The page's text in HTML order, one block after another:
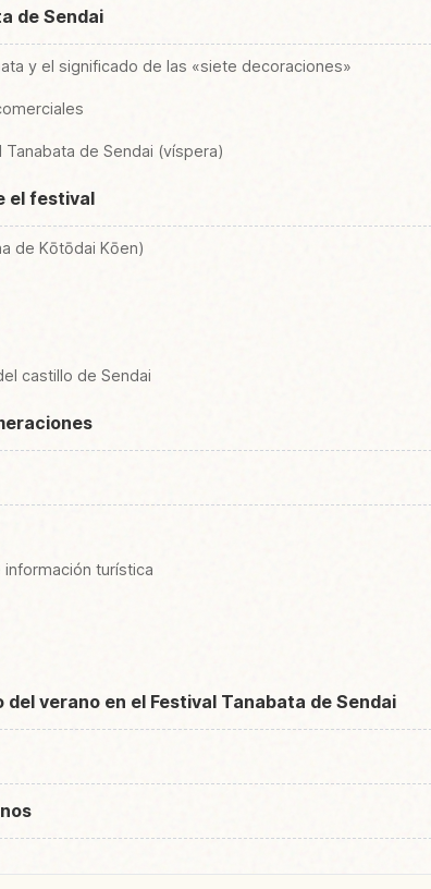
de Sendai
y el significado de las «siete decoraciones»
de Sendai (víspera)
el festival
de Kōtōdai Kōen)
castillo de Sendai
turística
verano en el Festival Tanabata de Sendai